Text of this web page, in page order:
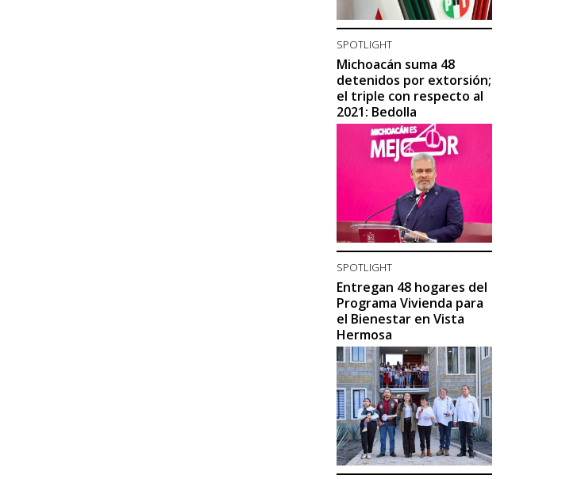
SPOTLIGHT
Michoacán suma 48
detenidos por extorsión;
el triple con respecto al
2021: Bedolla
SPOTLIGHT
Entregan 48 hogares del
Programa Vivienda para
el Bienestar en Vista
Hermosa